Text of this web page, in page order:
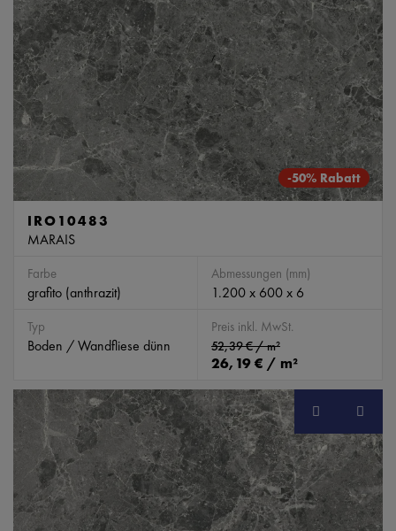
-50% Rabatt
IRO10483
MARAIS
Farbe
grafito (anthrazit)
Abmessungen (mm)
1.200 x 600 x 6
Typ
Boden / Wandfliese dünn
Preis inkl. MwSt.
52,39 € / m²
26,19 € / m²